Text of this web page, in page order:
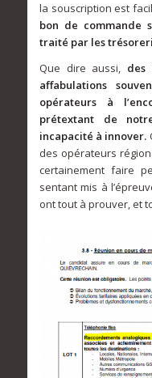
la souscription est
bon de commande
traité par les
Que dire aussi, des
affabulations
opérateurs à
prétextant de
incapacité à innover.
des opérateurs
certainement faire
sentant mis à
ont tout à prouver, et